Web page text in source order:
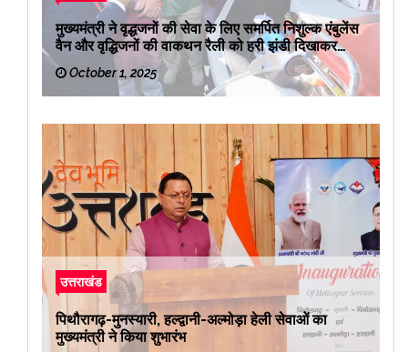
मुख्यमंत्री ने वृद्धजनों की सेवा के लिए समर्पित निशुल्क एंबुलेंस
वैन और वृद्धिजनों की वाकथन रैली को हरी झंडी दिखाकर
रवाना किया
October 1, 2025
उत्तराखंड
पिथौरागढ़-मुनस्यारी, हल्द्वानी-अल्मोड़ा हेली सेवाओं का
मुख्यमंत्री ने किया शुभारंभ